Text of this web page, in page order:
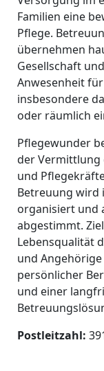
Familien eine
Pflege.
übernehmen
Gesellschaft
Anwesenheit
insbesondere
oder räumlich
Pflegewunder
der Vermittlung
und
Betreuung wird
organisiert und
abgestimmt.
Lebensqualität
und
persönlicher
und einer
Postleitzahl: